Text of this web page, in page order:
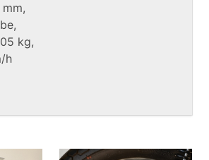
kg,
h